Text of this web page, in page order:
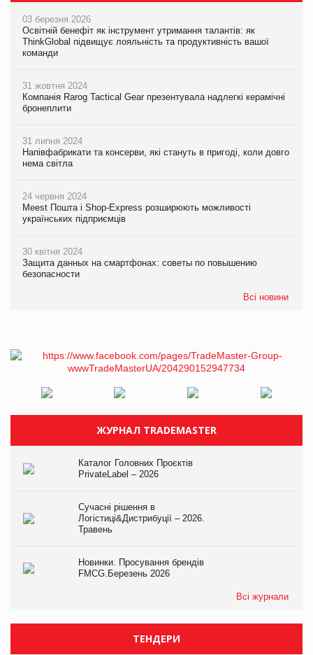
03 березня 2026
Освітній бенефіт як інструмент утримання талантів: як
ThinkGlobal підвищує лояльність та продуктивність вашої
команди
31 жовтня 2024
Компанія Rarog Tactical Gear презентувала надлегкі керамічні
бронеплити
31 липня 2024
Напівфабрикати та консерви, які стануть в пригоді, коли довго
нема світла
24 червня 2024
Meest Пошта і Shop-Express розширюють можливості
українських підприємців
30 квітня 2024
Защита данных на смартфонах: советы по повышению
безопасности
Всі новини
ЖУРНАЛ TRADEMASTER
Каталог Головних Проєктів
PrivateLabel – 2026
Сучасні рішення в
Логістиці&Дистрибуції – 2026.
Травень
Новинки. Просування брендів
FMCG.Березень 2026
Всі журнали
ТЕНДЕРИ